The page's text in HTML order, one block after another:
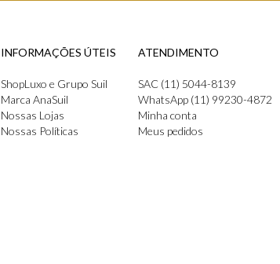
INFORMAÇÕES ÚTEIS
ShopLuxo e Grupo Suil
Marca AnaSuil
Nossas Lojas
Nossas Políticas
ATENDIMENTO
SAC (11) 5044-8139
WhatsApp (11) 99230-4872
Minha conta
Meus pedidos